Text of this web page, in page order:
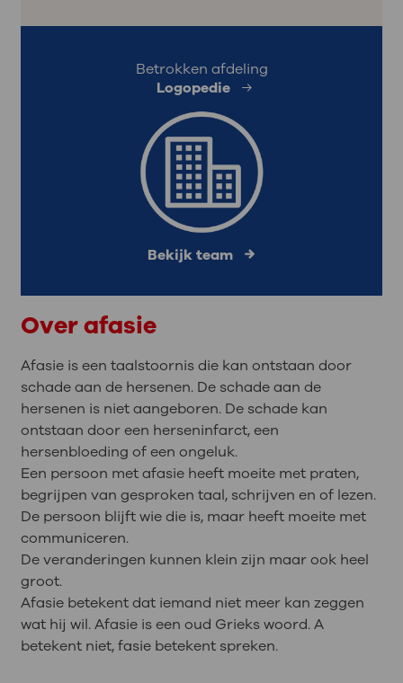
Betrokken afdeling
Logopedie
Bekijk team
Over afasie
Afasie is een taalstoornis die kan ontstaan door
schade aan de hersenen. De schade aan de
hersenen is niet aangeboren. De schade kan
ontstaan door een herseninfarct, een
hersenbloeding of een ongeluk.
Een persoon met afasie heeft moeite met praten,
begrijpen van gesproken taal, schrijven en of lezen.
De persoon blijft wie die is, maar heeft moeite met
communiceren.
De veranderingen kunnen klein zijn maar ook heel
groot.
Afasie betekent dat iemand niet meer kan zeggen
wat hij wil. Afasie is een oud Grieks woord. A
betekent niet, fasie betekent spreken.